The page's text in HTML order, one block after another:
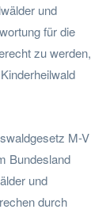
und
für die
zu werden,
M-V
Bundesland
und
durch